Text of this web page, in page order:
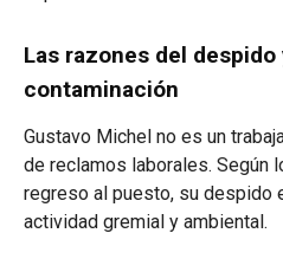
Las razones del
contaminación
Gustavo Michel no es un
de reclamos laborales. Según
regreso al puesto, su despido
actividad gremial y ambiental.